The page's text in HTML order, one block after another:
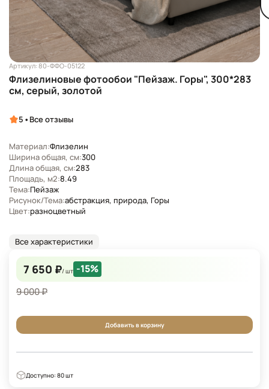
Артикул: 80-ФФО-05122
Флизелиновые фотообои "Пейзаж. Горы", 300*283
см, серый, золотой
5 • Все отзывы
Материал:Флизелин
Ширина общая, см:300
Длина общая, см:283
Площадь, м2:8.49
Тема:Пейзаж
Рисунок/Тема:абстракция, природа, Горы
Цвет:разноцветный
Все характеристики
7 650 ₽/ шт -15%
9 000 ₽
Добавить в корзину
Доступно: 80 шт